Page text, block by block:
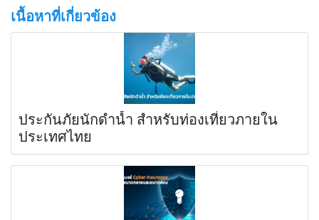
เนื้อหาที่เกี่ยวข้อง
ประกันภัยนักดำน้ำ สำหรับท่องเที่ยวภายใน
ประเทศไทย